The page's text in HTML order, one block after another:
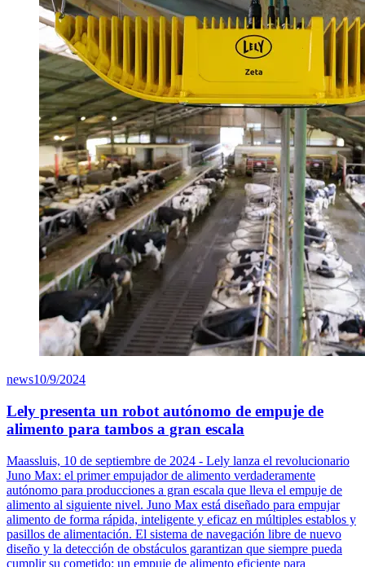
news10/9/2024
Lely presenta un robot autónomo de empuje de
alimento para tambos a gran escala
Maassluis, 10 de septiembre de 2024 - Lely lanza el revolucionario
Juno Max: el primer empujador de alimento verdaderamente
autónomo para producciones a gran escala que lleva el empuje de
alimento al siguiente nivel. Juno Max está diseñado para empujar
alimento de forma rápida, inteligente y eficaz en múltiples establos y
pasillos de alimentación. El sistema de navegación libre de nuevo
diseño y la detección de obstáculos garantizan que siempre pueda
cumplir su cometido: un empuje de alimento eficiente para